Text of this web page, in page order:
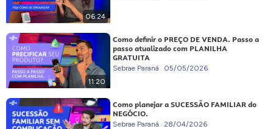
06:24
11:20
Como definir o PREÇO DE VENDA. Passo a
passo atualizado com PLANILHA
GRATUITA
Sebrae Paraná 05/05/2026
Como planejar a SUCESSÃO FAMILIAR do
NEGÓCIO.
Sebrae Paraná 28/04/2026